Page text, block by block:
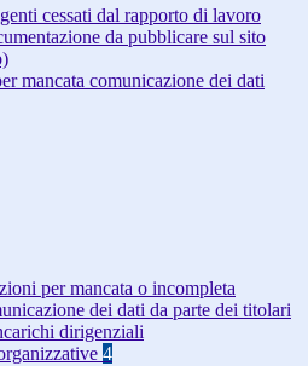
cessati dal rapporto di lavoro
da pubblicare sul sito
mancata comunicazione dei dati
per mancata o incompleta
dei dati da parte dei titolari
dirigenziali
4